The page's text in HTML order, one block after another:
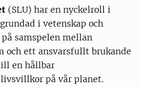
(SLU) har en nyckelroll i
i vetenskap och
samspelen mellan
och ett ansvarsfullt brukande
en hållbar
på vår planet.